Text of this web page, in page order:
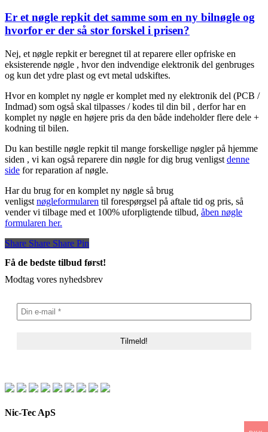
Er et nøgle repkit det samme som en ny bilnøgle og
hvorfor er der så stor forskel i prisen?
Nej, et nøgle repkit er beregnet til at reparere eller opfriske en
eksisterende nøgle , hvor den indvendige elektronik del genbruges
og kun det ydre plast og evt metal udskiftes.
Hvor en komplet ny nøgle er komplet med ny elektronik del (PCB /
Indmad) som også skal tilpasses / kodes til din bil , derfor har en
komplet ny nøgle en højere pris da den både indeholder flere dele +
kodning til bilen.
Du kan bestille nøgle repkit til mange forskellige nøgler på hjemme
siden , vi kan også reparere din nøgle for dig brug venligst denne
side for reparation af nøgle.
Har du brug for en komplet ny nøgle så brug
venligst nøgleformularen til forespørgsel på aftale tid og pris, så
vender vi tilbage med et 100% uforpligtende tilbud, åben nøgle
formularen her.
Share
Share Share Share Pin
Få de bedste tilbud først!
Modtag vores nyhedsbrev
Nic-Tec ApS